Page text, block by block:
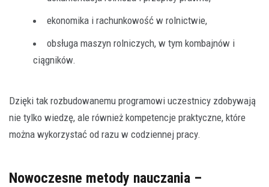
ekonomika i rachunkowość w rolnictwie,
obsługa maszyn rolniczych, w tym kombajnów i
ciągników.
Dzięki tak rozbudowanemu programowi uczestnicy zdobywają
nie tylko wiedzę, ale również kompetencje praktyczne, które
można wykorzystać od razu w codziennej pracy.
Nowoczesne metody nauczania –